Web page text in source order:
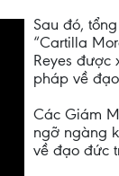
Sau đó,
“Cartilla
Reyes được
pháp về
Các Giám
ngỡ ngàng
về đạo đức